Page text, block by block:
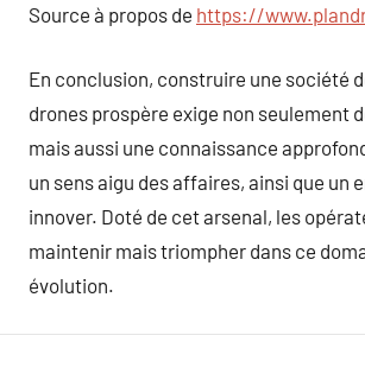
Source à propos de https://
En conclusion, construire une société
drones prospère exige non seulement
mais aussi une connaissance
un sens aigu des affaires, ainsi que un
innover. Doté de cet arsenal, les
maintenir mais triompher dans ce
évolution.